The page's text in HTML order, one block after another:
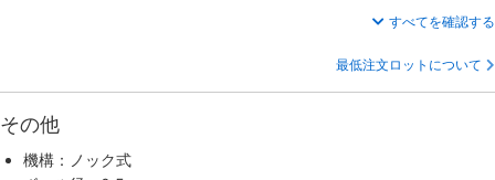
すべてを確認する
最低注文ロットについて
その他
機構：ノック式